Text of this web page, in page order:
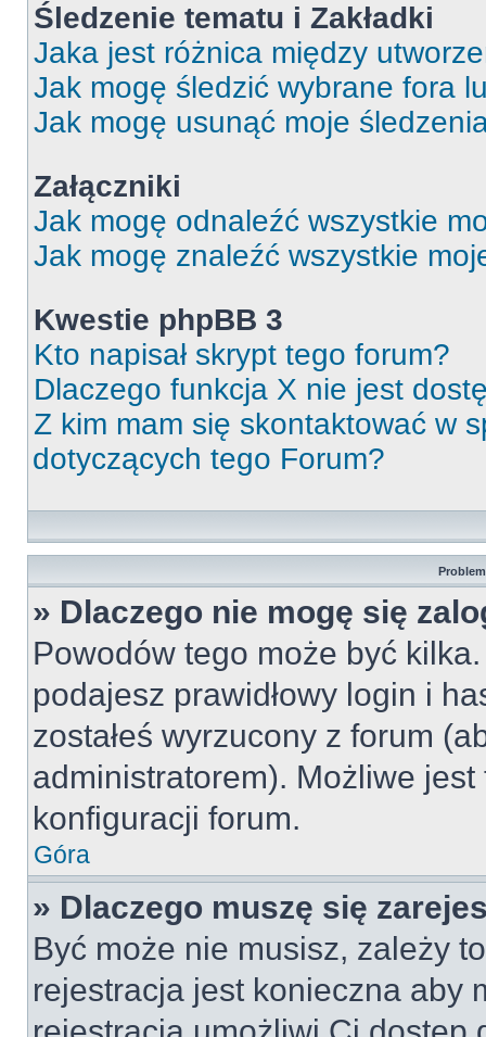
Śledzenie tematu i Zakładki
Jaka jest różnica między
Jak mogę śledzić wybrane fora
Jak mogę usunąć moje
Załączniki
Jak mogę odnaleźć wszystkie
Jak mogę znaleźć wszystkie
Kwestie phpBB 3
Kto napisał skrypt tego forum?
Dlaczego funkcja X nie jest
Z kim mam się skontaktować w
dotyczących tego Forum?
» Dlaczego nie mogę się
Powodów tego może być
podajesz prawidłowy login i
zostałeś wyrzucony z forum
administratorem). Możliwe
konfiguracji forum.
Góra
» Dlaczego muszę się
Być może nie musisz, zależy
rejestracja jest konieczna aby